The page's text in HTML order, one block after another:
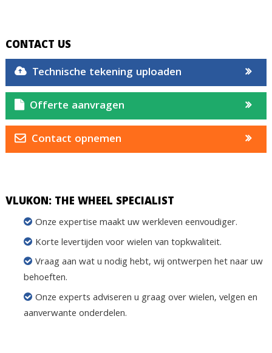
CONTACT US
Technische tekening uploaden
Offerte aanvragen
Contact opnemen
VLUKON: THE WHEEL SPECIALIST
Onze expertise maakt uw werkleven eenvoudiger.
Korte levertijden voor wielen van topkwaliteit.
Vraag aan wat u nodig hebt, wij ontwerpen het naar uw
behoeften.
Onze experts adviseren u graag over wielen, velgen en
aanverwante onderdelen.